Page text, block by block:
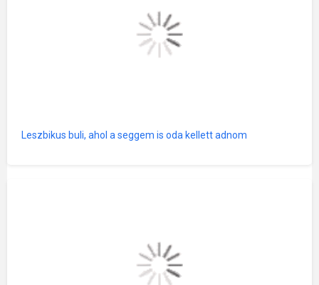
Leszbikus buli, ahol a seggem is oda kellett adnom